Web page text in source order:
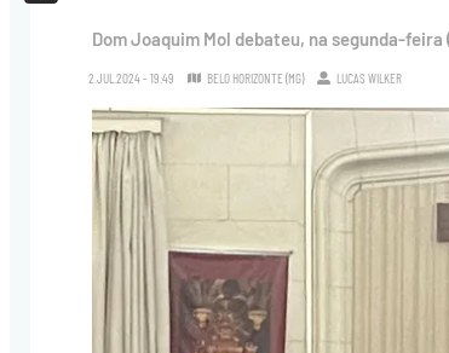
Dom Joaquim Mol debateu, na segunda-
2.JUL.2024 - 19:49 BELO HORIZONTE (MG) LUCAS WILKER